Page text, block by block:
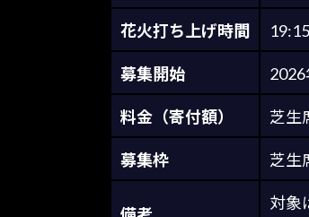
花火打ち上げ時間
募集開始
料金（寄付額） 芝生
募集枠 芝生
対象